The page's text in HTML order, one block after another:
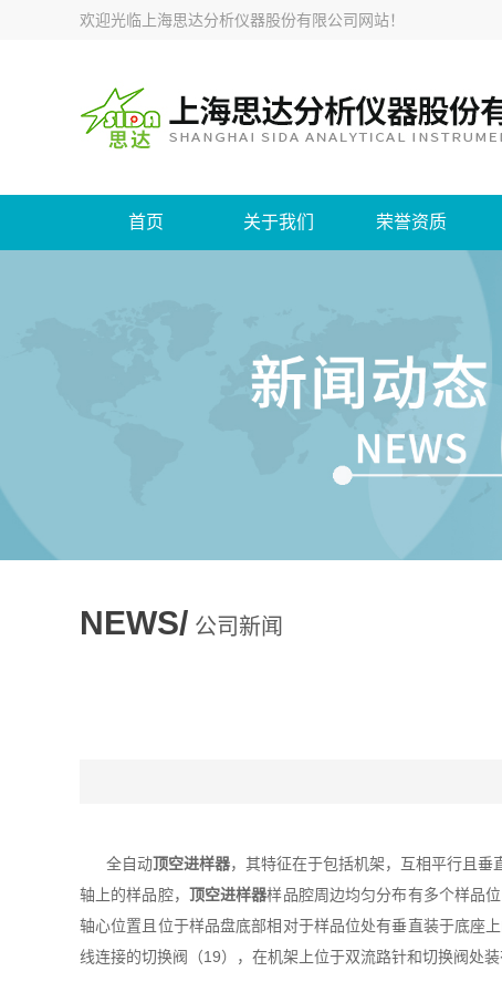
欢迎光临 上海思达分析仪器股份有限公司网站！
首页 关于我们 荣誉资质
NEWS/ 公司新闻
全自动顶空进样器，其特征在于包括机架，互相平行且
轴上的样品腔， 顶空进样器样品腔周边均匀分布有多个样品
轴心位置且位于样品盘底部相对于样品位处有垂直装于底座
线连接的切换阀（19），在机架上位于双流路针和切换阀处